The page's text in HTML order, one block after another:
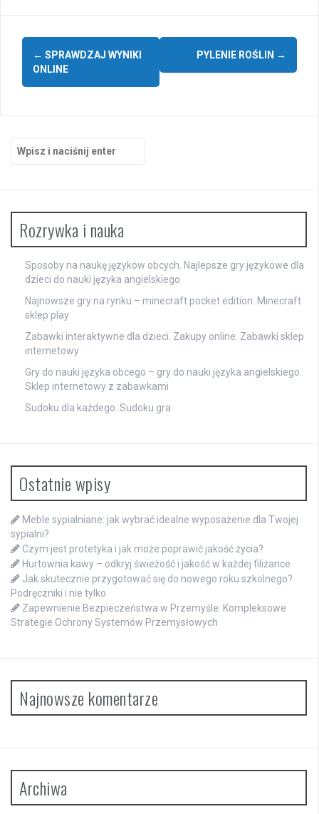
Zobacz
wpisy
← SPRAWDZAJ WYNIKI
ONLINE
PYLENIE ROŚLIN →
Szukaj:
Rozrywka i nauka
Sposoby na naukę języków obcych. Najlepsze gry językowe dla
dzieci do nauki języka angielskiego
Najnowsze gry na rynku – minecraft pocket edition. Minecraft
sklep play
Zabawki interaktywne dla dzieci. Zakupy online. Zabawki sklep
internetowy
Gry do nauki języka obcego – gry do nauki języka angielskiego.
Sklep internetowy z zabawkami
Sudoku dla każdego. Sudoku gra
Ostatnie wpisy
Meble sypialniane: jak wybrać idealne wyposażenie dla Twojej
sypialni?
Czym jest protetyka i jak może poprawić jakość życia?
Hurtownia kawy – odkryj świeżość i jakość w każdej filiżance
Jak skutecznie przygotować się do nowego roku szkolnego?
Podręczniki i nie tylko
Zapewnienie Bezpieczeństwa w Przemyśle: Kompleksowe
Strategie Ochrony Systemów Przemysłowych
Najnowsze komentarze
Archiwa